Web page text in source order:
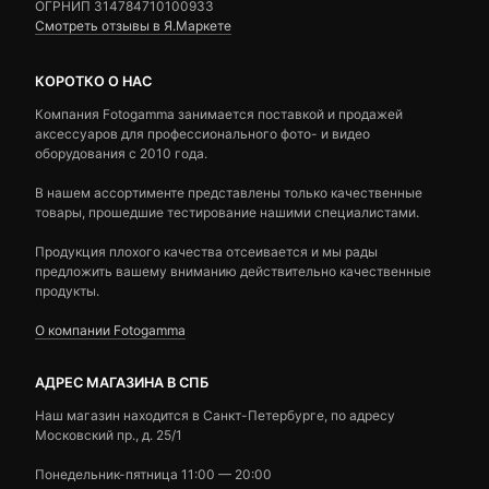
ОГРНИП 314784710100933
Смотреть отзывы в Я.Маркете
КОРОТКО О НАС
Компания Fotogamma занимается поставкой и продажей
аксессуаров для профессионального фото- и видео
оборудования с 2010 года.
В нашем ассортименте представлены только качественные
товары, прошедшие тестирование нашими специалистами.
Продукция плохого качества отсеивается и мы рады
предложить вашему вниманию действительно качественные
продукты.
О компании Fotogamma
АДРЕС МАГАЗИНА В СПБ
Наш магазин находится в Санкт-Петербурге, по адресу
Московский пр., д. 25/1
Понедельник-пятница 11:00 — 20:00